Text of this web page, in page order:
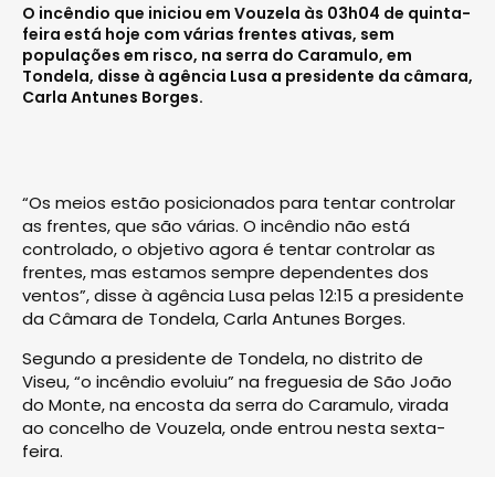
O incêndio que iniciou em Vouzela às 03h04 de quinta-
feira está hoje com várias frentes ativas, sem
populações em risco, na serra do Caramulo, em
Tondela, disse à agência Lusa a presidente da câmara,
Carla Antunes Borges.
“Os meios estão posicionados para tentar controlar
as frentes, que são várias. O incêndio não está
controlado, o objetivo agora é tentar controlar as
frentes, mas estamos sempre dependentes dos
ventos”, disse à agência Lusa pelas 12:15 a presidente
da Câmara de Tondela, Carla Antunes Borges.
Segundo a presidente de Tondela, no distrito de
Viseu, “o incêndio evoluiu” na freguesia de São João
do Monte, na encosta da serra do Caramulo, virada
ao concelho de Vouzela, onde entrou nesta sexta-
feira.